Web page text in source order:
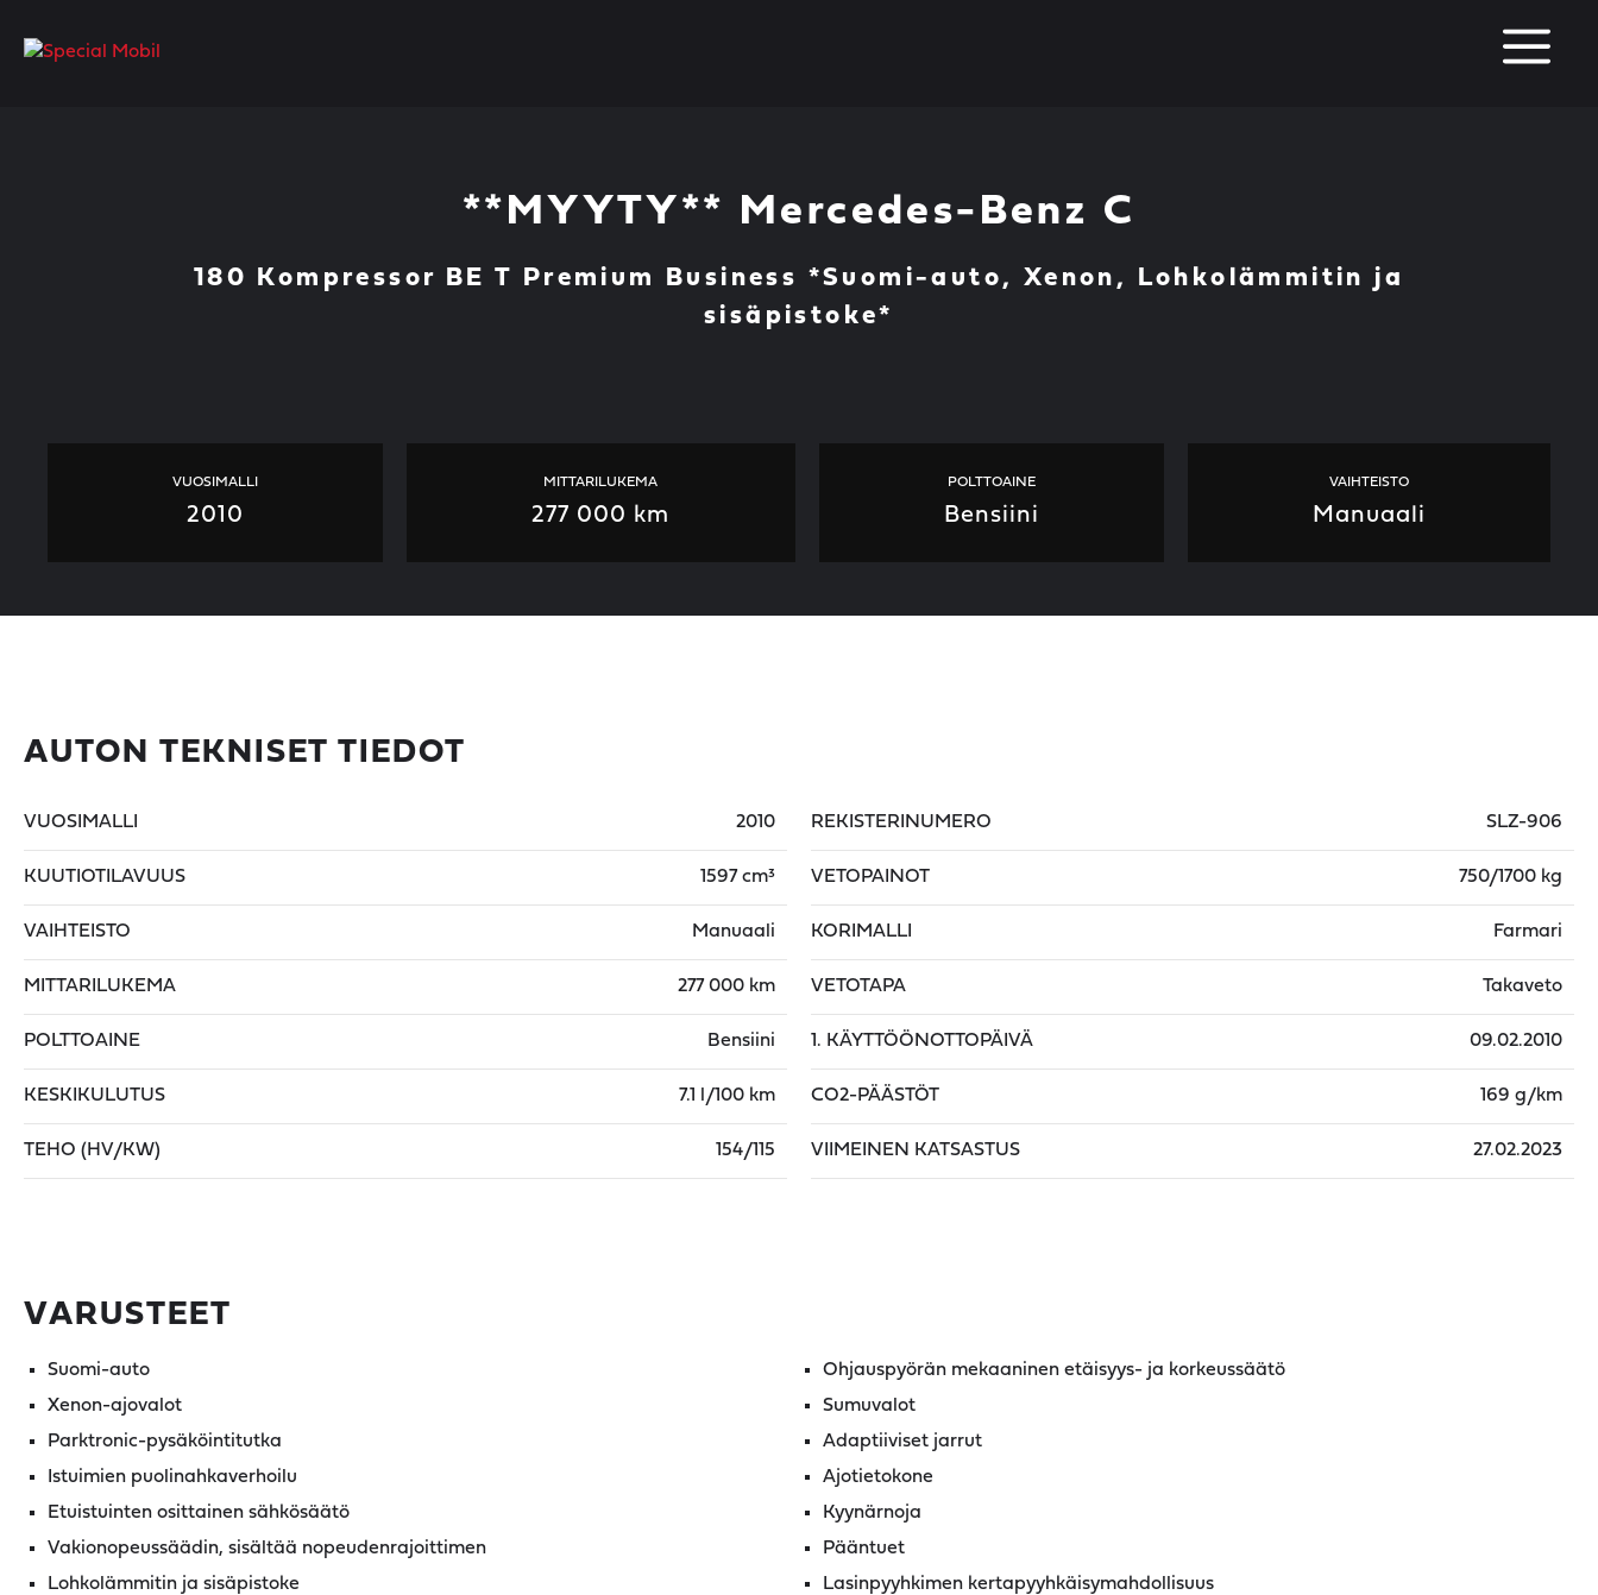
**MYYTY** Mercedes-Benz C
180 Kompressor BE T Premium Business *Suomi-auto, Xenon, Lohkolämmitin ja
sisäpistoke*
VUOSIMALLI
2010
MITTARILUKEMA
277 000 km
POLTTOAINE
Bensiini
VAIHTEISTO
Manuaali
AUTON TEKNISET TIEDOT
VUOSIMALLI 2010
KUUTIOTILAVUUS 1597 cm³
VAIHTEISTO Manuaali
MITTARILUKEMA 277 000 km
POLTTOAINE Bensiini
KESKIKULUTUS 7.1 l/100 km
TEHO (HV/KW) 154/115
REKISTERINUMERO SLZ-906
VETOPAINOT 750/1700 kg
KORIMALLI Farmari
VETOTAPA Takaveto
1. KÄYTTÖÖNOTTOPÄIVÄ 09.02.2010
CO2-PÄÄSTÖT 169 g/km
VIIMEINEN KATSASTUS 27.02.2023
VARUSTEET
Suomi-auto
Xenon-ajovalot
Parktronic-pysäköintitutka
Istuimien puolinahkaverhoilu
Etuistuinten osittainen sähkösäätö
Vakionopeussäädin, sisältää nopeudenrajoittimen
Lohkolämmitin ja sisäpistoke
Ohjauspyörän mekaaninen etäisyys- ja korkeussäätö
Sumuvalot
Adaptiiviset jarrut
Ajotietokone
Kyynärnoja
Pääntuet
Lasinpyyhkimen kertapyyhkäisymahdollisuus